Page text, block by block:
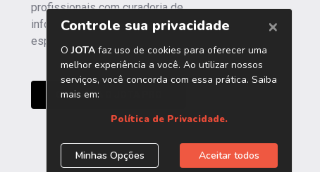
profissionais com curadoria de
informações independentes e
especializadas.
CONHEÇA O JOTA PRO